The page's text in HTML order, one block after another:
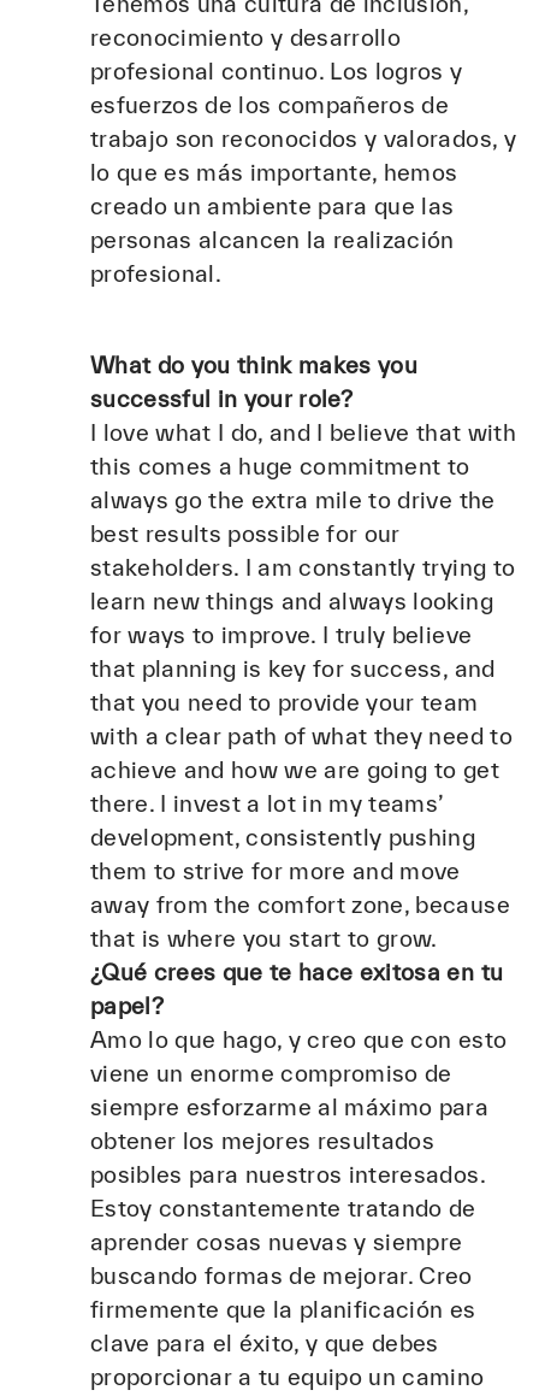
reconocimiento y desarrollo
profesional continuo. Los logros y
esfuerzos de los compañeros de
trabajo son reconocidos y valorados, y
lo que es más importante, hemos
creado un ambiente para que las
personas alcancen la realización
profesional.
What do you think makes you
successful in your role?
I love what I do, and I believe that with
this comes a huge commitment to
always go the extra mile to drive the
best results possible for our
stakeholders. I am constantly trying to
learn new things and always looking
for ways to improve. I truly believe
that planning is key for success, and
that you need to provide your team
with a clear path of what they need to
achieve and how we are going to get
there. I invest a lot in my teams’
development, consistently pushing
them to strive for more and move
away from the comfort zone, because
that is where you start to grow.
¿Qué crees que te hace exitosa en tu
papel?
Amo lo que hago, y creo que con esto
viene un enorme compromiso de
siempre esforzarme al máximo para
obtener los mejores resultados
posibles para nuestros interesados.
Estoy constantemente tratando de
aprender cosas nuevas y siempre
buscando formas de mejorar. Creo
firmemente que la planificación es
clave para el éxito, y que debes
proporcionar a tu equipo un camino